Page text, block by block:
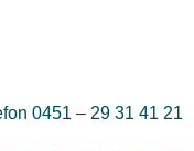
0451 – 29 31 41 21